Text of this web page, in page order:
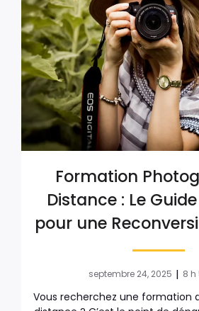
Formation
Distance : Le
pour une
septembre 24, 2025 | 8 h
Vous recherchez une formation